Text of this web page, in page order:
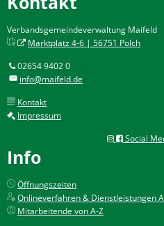
Verbandsgemeindeverwaltung Maifeld
Marktplatz 4-6 | 56751 Polch
02654 9402 0
info@maifeld.de
Kontakt
Impressum
Social
Info
Öffnungszeiten
Onlineverfahren & Dienstleistungen
Mitarbeitende von A-Z